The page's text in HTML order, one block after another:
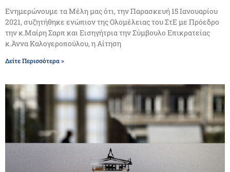
Ενημερώνουμε τα Μέλη μας ότι, την Παρασκευή 15 Ιανουαρίου
2021, συζητήθηκε ενώπιον της Ολομέλειας του ΣτΕ με Πρόεδρο
την κ.Μαίρη Σαρπ και Εισηγήτρια την Σύμβουλο Επικρατείας
κ.Άννα Καλογεροπούλου, η Αίτηση
Δείτε Περισσότερα »